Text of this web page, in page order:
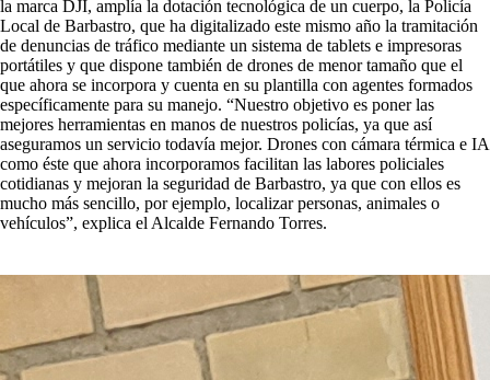
la marca DJI, amplía la dotación tecnológica de un cuerpo, la Policía
Local de Barbastro, que ha digitalizado este mismo año la tramitación
de denuncias de tráfico mediante un sistema de tablets e impresoras
portátiles y que dispone también de drones de menor tamaño que el
que ahora se incorpora y cuenta en su plantilla con agentes formados
específicamente para su manejo. “Nuestro objetivo es poner las
mejores herramientas en manos de nuestros policías, ya que así
aseguramos un servicio todavía mejor. Drones con cámara térmica e IA
como éste que ahora incorporamos facilitan las labores policiales
cotidianas y mejoran la seguridad de Barbastro, ya que con ellos es
mucho más sencillo, por ejemplo, localizar personas, animales o
vehículos”, explica el Alcalde Fernando Torres.